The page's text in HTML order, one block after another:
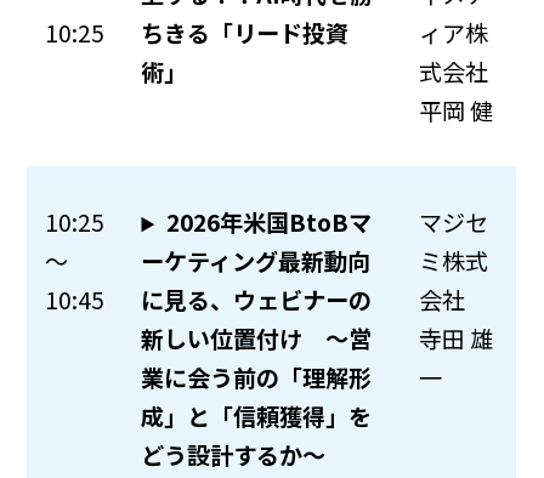
10:25
ちきる「リード投資
術」
ィア株
式会社
平岡 健
10:25
～
10:45
2026年米国BtoBマ
ーケティング最新動向
に見る、ウェビナーの
新しい位置付け 〜営
業に会う前の「理解形
成」と「信頼獲得」を
どう設計するか〜
マジセ
ミ株式
会社
寺田 雄
一